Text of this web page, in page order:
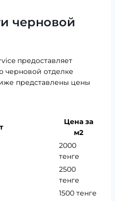
черновой
предоставляет
черновой отделке
представлены цены
Цена за
м2
2000
тенге
2500
тенге
1500 тенге